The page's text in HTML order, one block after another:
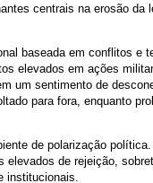
centrais na erosão da
baseada em conflitos e
elevados em ações
um sentimento de
para fora, enquanto
de polarização
elevados de rejeição,
institucionais.